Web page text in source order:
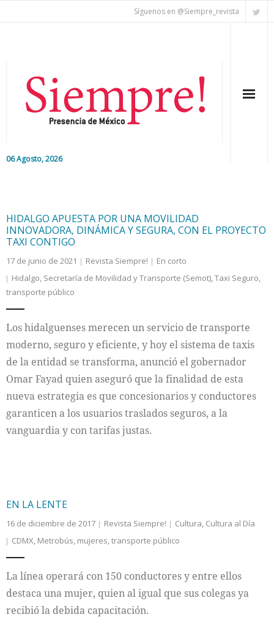
Síguenos en @Siempre_revista
06 Agosto, 2026
Nacional
Colaboradores
Internacional
Cultura
HIDALGO APUESTA POR UNA MOVILIDAD
INNOVADORA, DINÁMICA Y SEGURA, CON EL PROYECTO
TAXI CONTIGO
17 de junio de 2021 Revista Siempre!
En corto
Hidalgo, Secretaría de Movilidad y Transporte (Semot),Taxi Seguro,
transporte público
Los hidalguenses merecen un servicio de transporte
moderno, seguro y eficiente, y hoy el sistema de taxis
de la entidad se transforma, anunció el gobernador
Omar Fayad quien aseguró que la finalidad de esta
nueva estrategia es que concesionarios y conductores
garanticen a los usuarios traslados seguros, a la
vanguardia y con tarifas justas.
EN LA LENTE
16 de diciembre de 2017 Revista Siempre! Cultura, Cultura al Día
CDMX, Metrobús, mujeres,transporte público
La línea operará con 150 conductores y entre ellos
destaca una mujer, quien al igual que sus colegas ya
recibió la debida capacitación.